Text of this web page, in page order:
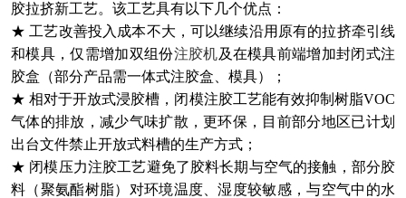
胶拉挤新工艺。该工艺具有以下几个优点：
★ 工艺改善投入成本不大，可以继续沿用原有的拉挤牵引线
和模具，仅需增加双组份注胶机及在模具前端增加封闭式注
胶盒（部分产品需一体式注胶盒、模具）；
★ 相对于开放式浸胶槽，闭模注胶工艺能有效抑制树脂VOC
气体的排放，减少气味扩散，更环保，目前部分地区已计划
出台文件禁止开放式料槽的生产方式；
★ 闭模压力注胶工艺避免了胶料长期与空气的接触，部分胶
料（聚氨酯树脂）对环境温度、湿度较敏感，与空气中的水